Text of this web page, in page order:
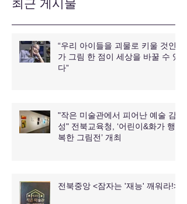
최근 게시물
“우리 아이들을 괴물로 키울 것인
가 그림 한 점이 세상을 바꿀 수 있
다”
"작은 미술관에서 피어난 예술 감
성" 전북교육청, ‘어린이&화가 행
복한 그림전’ 개최
전북중앙 <잠자는 '재능' 깨워라!>